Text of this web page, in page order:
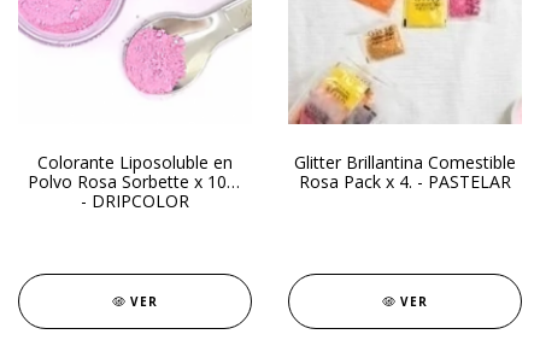
Colorante Liposoluble en
Polvo Rosa Sorbette x 10gr
- DRIPCOLOR
VER
Glitter Brillantina Comestible
Rosa Pack x 4. - PASTELAR
VER